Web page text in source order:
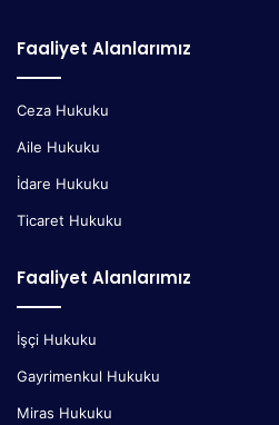
Faaliyet Alanlarımız
Ceza Hukuku
Aile Hukuku
İdare Hukuku
Ticaret Hukuku
Faaliyet Alanlarımız
İşçi Hukuku
Gayrimenkul Hukuku
Miras Hukuku